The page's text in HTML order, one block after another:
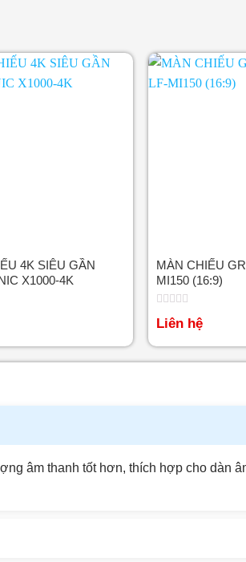
4K SIÊU GẦN
X1000-4K
MÀN CHIẾU
MI150 (16:9)
Được
xếp
0
5
Liên hệ
âm thanh tốt hơn, thích hợp cho dàn